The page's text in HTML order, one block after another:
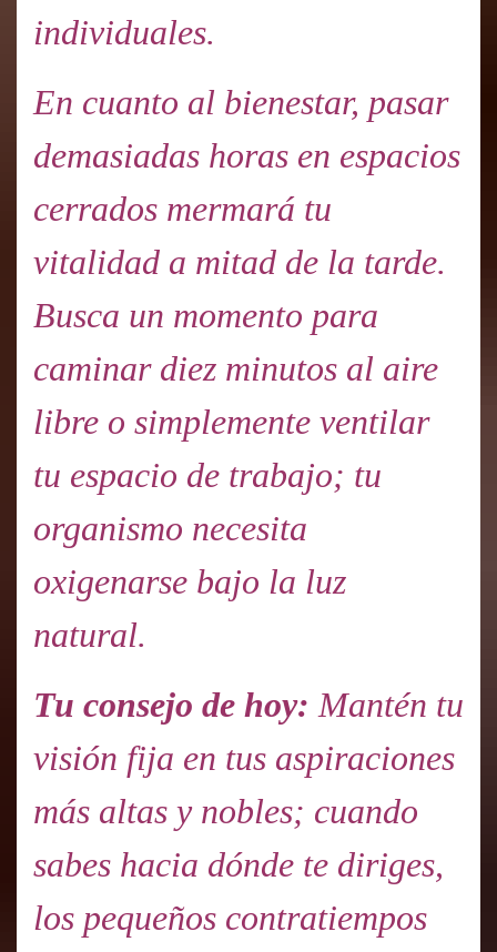
individuales.
En cuanto al bienestar, pasar
demasiadas horas en espacios
cerrados mermará tu
vitalidad a mitad de la tarde.
Busca un momento para
caminar diez minutos al aire
libre o simplemente ventilar
tu espacio de trabajo; tu
organismo necesita
oxigenarse bajo la luz
natural.
Tu consejo de hoy: Mantén tu
visión fija en tus aspiraciones
más altas y nobles; cuando
sabes hacia dónde te diriges,
los pequeños contratiempos